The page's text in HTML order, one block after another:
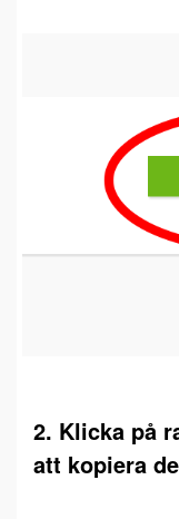
2. Klicka på
att kopiera